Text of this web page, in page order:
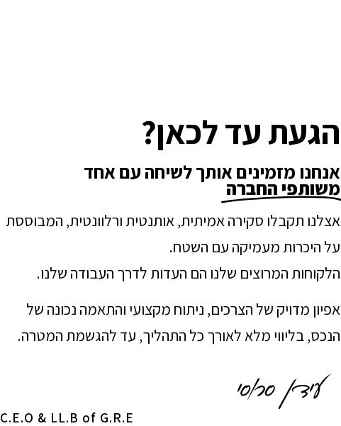
הגעת עד לכאן?
אנחנו מזמינים אותך לשיחה עם אחד
משותפי החברה
אצלנו תקבלו סקירה אמיתית, אותנטית ורלוונטית, המבוססת
על היכרות מעמיקה עם השטח.
הלקוחות המרוצים שלנו הם העדות לדרך העבודה שלנו.
אפיון מדויק של הצרכים, ניתוח מקצועי והתאמה נכונה של
הנכס, בליווי מלא לאורך כל התהליך, עד להגשמת המטרה.
C.E.O & LL.B of G.R.E